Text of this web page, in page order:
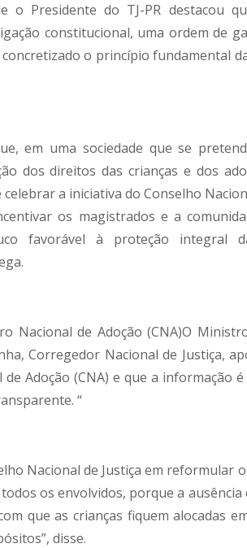
o Presidente do TJ-PR destacou
constitucional, uma ordem de
o princípio fundamental
em uma sociedade que se
dos direitos das crianças e dos
celebrar a iniciativa do Conselho
os magistrados e a
favorável à proteção integral
Nacional de Adoção (CNA)O
Corregedor Nacional de Justiça,
Adoção (CNA) e que a informação
“
Nacional de Justiça em reformular
os envolvidos, porque a
que as crianças fiquem alocadas
disse.